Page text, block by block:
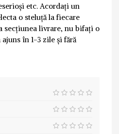
etc. Acordați un
o steluță la fiecare
secțiunea livrare, nu bifați o
ajuns în 1-3 zile și fără